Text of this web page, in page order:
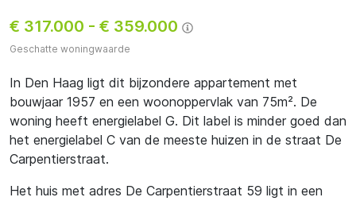
€ 317.000 - € 359.000
Geschatte woningwaarde
In Den Haag ligt dit bijzondere appartement met
bouwjaar 1957 en een woonoppervlak van 75m². De
woning heeft energielabel G. Dit label is minder goed dan
het energielabel C van de meeste huizen in de straat De
Carpentierstraat.
Het huis met adres De Carpentierstraat 59 ligt in een